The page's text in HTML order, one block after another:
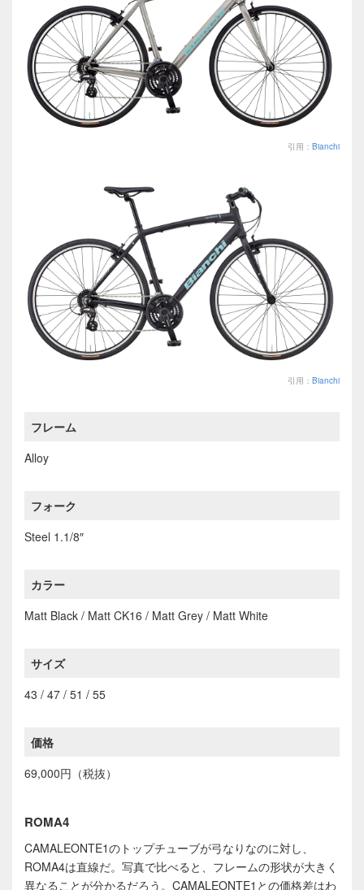
引用： Bianchi
引用： Bianchi
フレーム
Alloy
フォーク
Steel 1.1/8″
カラー
Matt Black / Matt CK16 / Matt Grey / Matt White
サイズ
43 / 47 / 51 / 55
価格
69,000円（税抜）
ROMA4
CAMALEONTE1のトップチューブが弓なりなのに対し、
ROMA4は直線だ。写真で比べると、フレームの形状が大きく
異なることが分かるだろう。 CAMALEONTE1 との価格差はわ